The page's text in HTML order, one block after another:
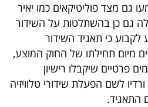
גם מצד פוליטיקאים כמו יאיר
גם כן בהשתלטות על השידור
לקבוע כי תאגיד השידור
מיום תחילתו של החוק המוצע,
פרטיים שיקבלו רישיון
לשם הפעלת שידורי טלוויזיה
התאגיד.